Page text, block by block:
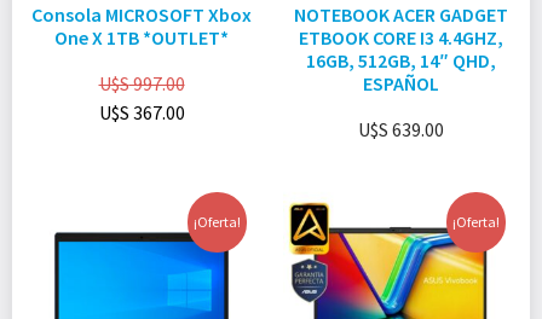
Consola MICROSOFT Xbox
One X 1TB *OUTLET*
U$S997.00
U$S 367.00
NOTEBOOK ACER GADGET
ETBOOK CORE I3 4.4GHZ,
16GB, 512GB, 14″ QHD,
ESPAÑOL
U$S 639.00
¡Oferta! ¡Oferta!